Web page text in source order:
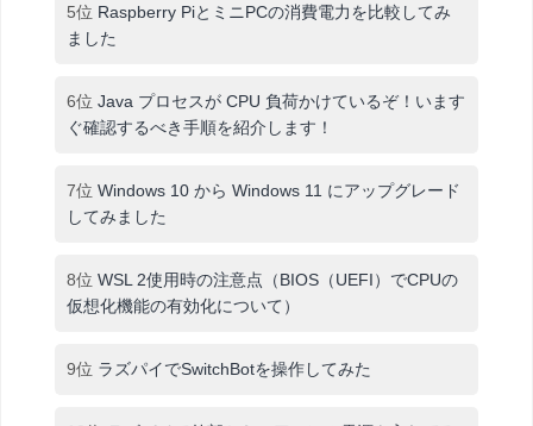
5位 Raspberry PiとミニPCの消費電力を比較してみ
ました
6位 Java プロセスが CPU 負荷かけているぞ！います
ぐ確認するべき手順を紹介します！
7位 Windows 10 から Windows 11 にアップグレード
してみました
8位 WSL 2使用時の注意点（BIOS（UEFI）でCPUの
仮想化機能の有効化について）
9位 ラズパイでSwitchBotを操作してみた